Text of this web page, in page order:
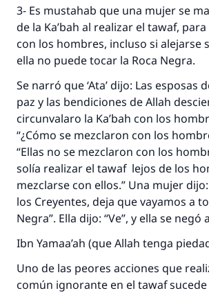
3- Es mustahab que una mujer se
de la Ka’bah al realizar el tawaf,
con los hombres, incluso si alejarse
ella no puede tocar la Roca Negra.
Se narró que ‘Ata’ dijo: Las esposas
paz y las bendiciones de Allah
circunvalaro la Ka’bah con los
“¿Cómo se mezclaron con los
“Ellas no se mezclaron con los
solía realizar el tawaf lejos de los
mezclarse con ellos.” Una mujer
los Creyentes, deja que vayamos a
Negra”. Ella dijo: “Ve”, y ella se negó
Ibn Yamaa’ah (que Allah tenga
Uno de las peores acciones que
común ignorante en el tawaf
Profeta ﷺ dijo:
"Una persona que orienta a
bien obtendrá la misma
aquellos que lo
(MUSLIM, 1893)
Contribuir